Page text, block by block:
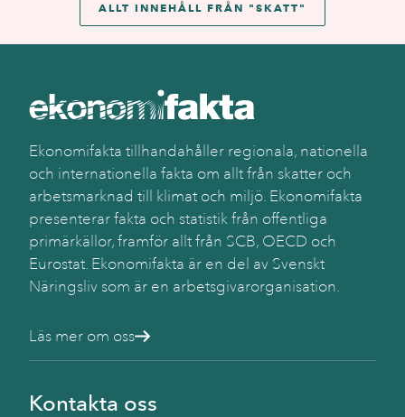
ALLT INNEHÅLL FRÅN " SKATT "
Ekonomifakta tillhandahåller regionala, nationella
och internationella fakta om allt från skatter och
arbetsmarknad till klimat och miljö. Ekonomifakta
presenterar fakta och statistik från offentliga
primärkällor, framför allt från SCB, OECD och
Eurostat. Ekonomifakta är en del av Svenskt
Näringsliv som är en arbetsgivarorganisation.
Läs mer om oss
Kontakta oss